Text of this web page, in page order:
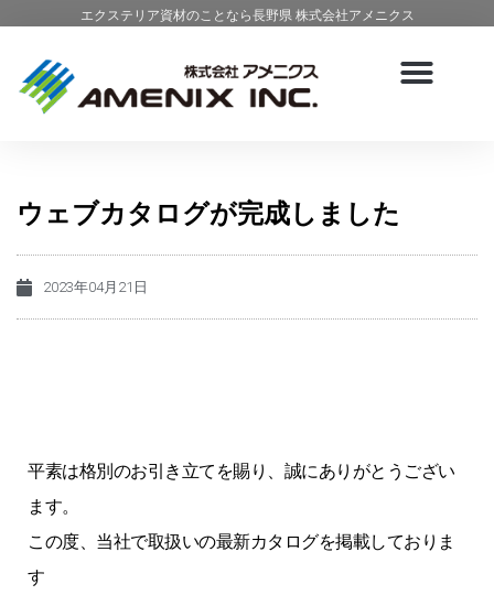
エクステリア資材のことなら長野県 株式会社アメニクス
ウェブカタログが完成しました
2023年04月21日
平素は格別のお引き立てを賜り、誠にありがとうござい
ます。
この度、当社で取扱いの最新カタログを掲載しておりま
す